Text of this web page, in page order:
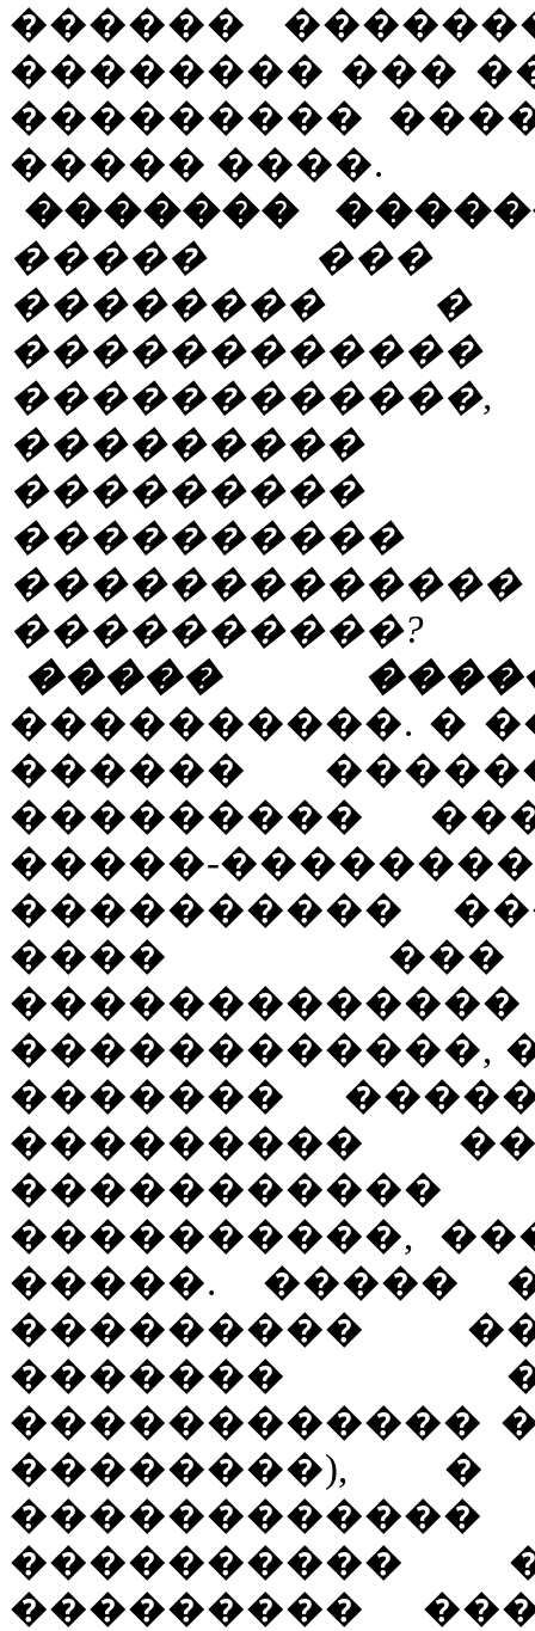
������
�������� ���
���������
����� ����.
�������
����� ���
�������� �
���������
����������?
�����
����������. �
������
���������
�����-
����������
���� ���
������������,
�������
���������
����������,
�����. �����
���������
�������
������������
��������),
����������
���������